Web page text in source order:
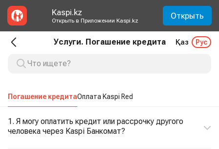
Kaspi.kz
Открыть в Приложении Kaspi.kz Открыть
Услуги. Погашение кредита Қаз Рус
Погашение кредитаОплата Kaspi Red
1. Я могу оплатить кредит или рассрочку другого
человека через Kaspi Банкомат?